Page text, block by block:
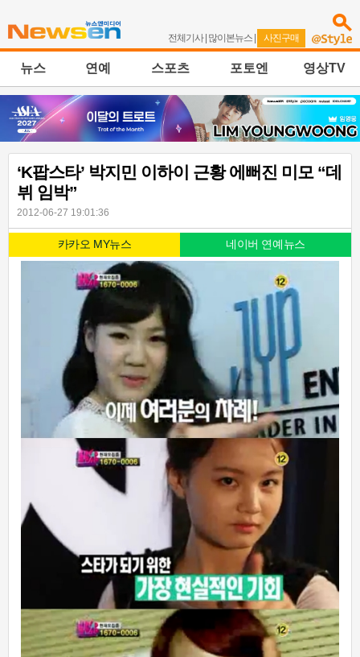
전체기사| 많이본뉴스 | 사진구매
뉴스 연예 스포츠 포토엔 영상TV
‘K팝스타’ 박지민 이하이 근황 에뻐진 미모 “데
뷔 임박”
2012-06-27 19:01:36
카카오 MY뉴스 네이버 연예뉴스